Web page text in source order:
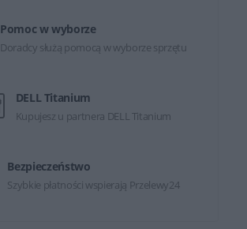
Pomoc w wyborze
Doradcy służą pomocą w wyborze sprzętu
DELL Titanium
Kupujesz u partnera DELL Titanium
Bezpieczeństwo
Szybkie płatności wspierają Przelewy24